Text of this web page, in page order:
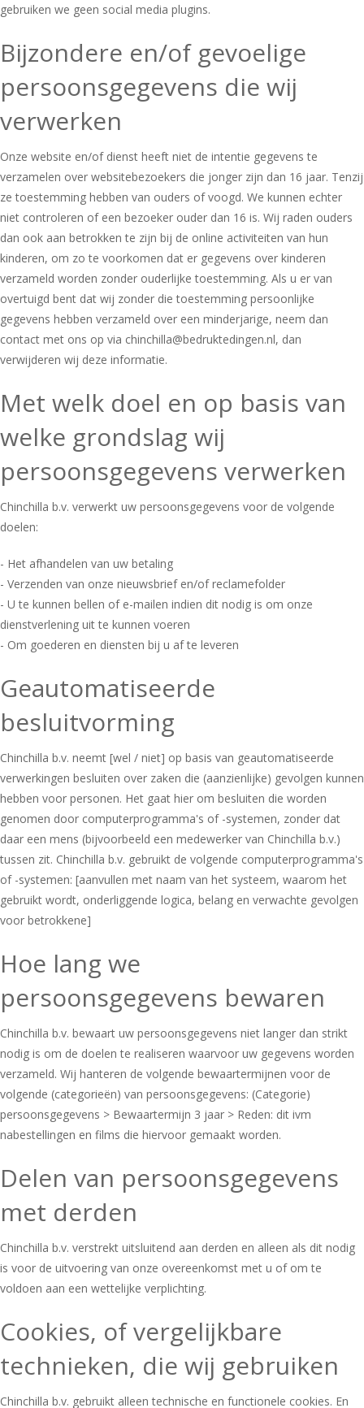
gebruiken we geen social media plugins.
Bijzondere en/of gevoelige
persoonsgegevens die wij
verwerken
Onze website en/of dienst heeft niet de intentie gegevens te
verzamelen over websitebezoekers die jonger zijn dan 16 jaar. Tenzij
ze toestemming hebben van ouders of voogd. We kunnen echter
niet controleren of een bezoeker ouder dan 16 is. Wij raden ouders
dan ook aan betrokken te zijn bij de online activiteiten van hun
kinderen, om zo te voorkomen dat er gegevens over kinderen
verzameld worden zonder ouderlijke toestemming. Als u er van
overtuigd bent dat wij zonder die toestemming persoonlijke
gegevens hebben verzameld over een minderjarige, neem dan
contact met ons op via chinchilla@bedruktedingen.nl, dan
verwijderen wij deze informatie.
Met welk doel en op basis van
welke grondslag wij
persoonsgegevens verwerken
Chinchilla b.v. verwerkt uw persoonsgegevens voor de volgende
doelen:
- Het afhandelen van uw betaling
- Verzenden van onze nieuwsbrief en/of reclamefolder
- U te kunnen bellen of e-mailen indien dit nodig is om onze
dienstverlening uit te kunnen voeren
- Om goederen en diensten bij u af te leveren
Geautomatiseerde
besluitvorming
Chinchilla b.v. neemt [wel / niet] op basis van geautomatiseerde
verwerkingen besluiten over zaken die (aanzienlijke) gevolgen kunnen
hebben voor personen. Het gaat hier om besluiten die worden
genomen door computerprogramma's of -systemen, zonder dat
daar een mens (bijvoorbeeld een medewerker van Chinchilla b.v.)
tussen zit. Chinchilla b.v. gebruikt de volgende computerprogramma's
of -systemen: [aanvullen met naam van het systeem, waarom het
gebruikt wordt, onderliggende logica, belang en verwachte gevolgen
voor betrokkene]
Hoe lang we
persoonsgegevens bewaren
Chinchilla b.v. bewaart uw persoonsgegevens niet langer dan strikt
nodig is om de doelen te realiseren waarvoor uw gegevens worden
verzameld. Wij hanteren de volgende bewaartermijnen voor de
volgende (categorieën) van persoonsgegevens: (Categorie)
persoonsgegevens > Bewaartermijn 3 jaar > Reden: dit ivm
nabestellingen en films die hiervoor gemaakt worden.
Delen van persoonsgegevens
met derden
Chinchilla b.v. verstrekt uitsluitend aan derden en alleen als dit nodig
is voor de uitvoering van onze overeenkomst met u of om te
voldoen aan een wettelijke verplichting.
Cookies, of vergelijkbare
technieken, die wij gebruiken
Chinchilla b.v. gebruikt alleen technische en functionele cookies. En